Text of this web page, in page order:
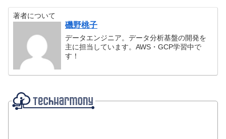
著者について
磯野桃子
データエンジニア。データ分析基盤の開発を
主に担当しています。AWS・GCP学習中で
す！